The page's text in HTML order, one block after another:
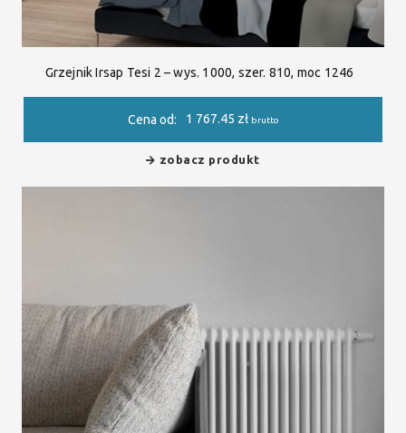
Grzejnik Irsap Tesi 2 – wys. 1000, szer. 810, moc 1246
Cena od: 1 767.45 zł brutto
zobacz produkt